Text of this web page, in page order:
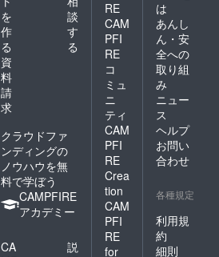
を
作
る
談
す
る
資
料
請
求
クラウドファ
ンディングの
ノウハウを無
料で学ぼう
CAMPFIRE
アカデミー
CA
説
RE
CAM
PFI
RE
コ
ミュ
ニ
ティ
CAM
PFI
RE
Crea
tion
CAM
PFI
RE
for
は
あんし
ん・安
全への
取り組
み
ニュー
ス
ヘルプ
お問い
合わせ
各種規定
利用規
約
細則